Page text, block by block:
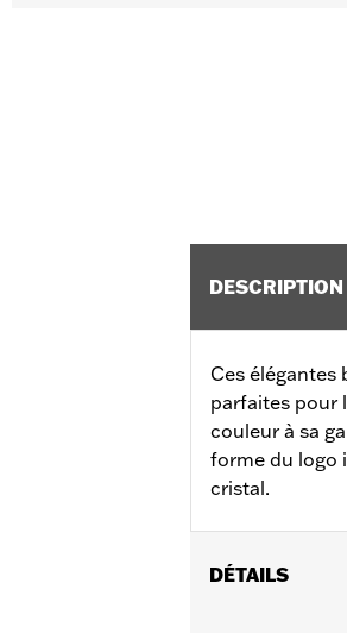
DESCRIPTION
Ces élégantes
parfaites pour
couleur à sa
forme du logo
cristal.
DÉTAILS